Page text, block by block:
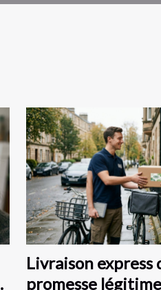
Livraison express
promesse